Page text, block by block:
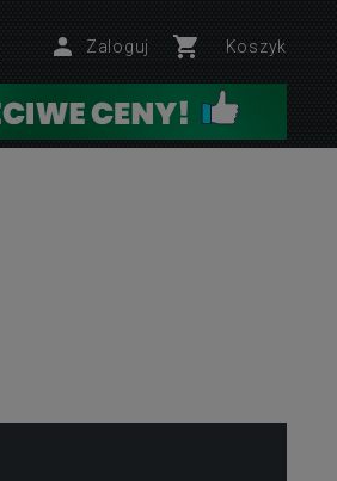
Zaloguj Koszyk